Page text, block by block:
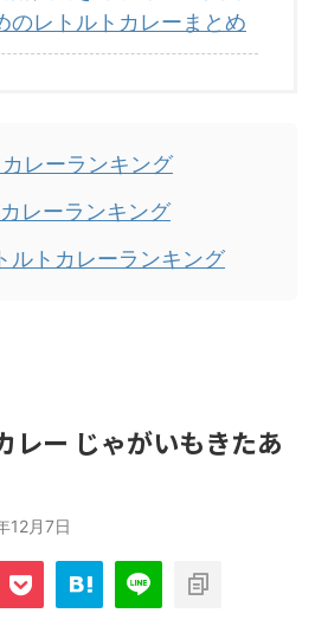
のレトルトカレーまとめ
レーランキング
レーランキング
ルトカレーランキング
レー じゃがいもきたあ
12月7日